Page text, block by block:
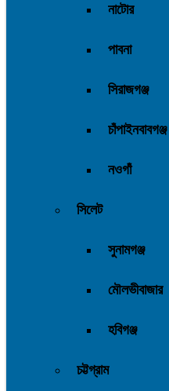
নাটোর
পাবনা
সিরাজগঞ্জ
চাঁপাইনবাবগঞ্জ
নওগাঁ
সিলেট
সুনামগঞ্জ
মৌলভীবাজার
হবিগঞ্জ
চট্টগ্রাম